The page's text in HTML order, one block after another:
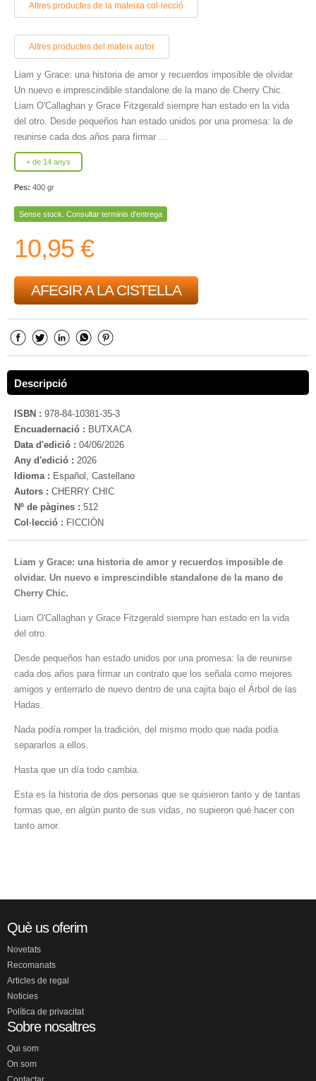
Altres productes de la mateixa col·lecció
Altres productes del mateix autor
Liam y Grace: una historia de amor y recuerdos imposible de olvidar.
Un nuevo e imprescindible standalone de la mano de Cherry Chic.
Liam O'Callaghan y Grace Fitzgerald siempre han estado en la vida
del otro. Desde pequeños han estado unidos por una promesa: la de
reunirse cada dos años para firmar ...
+ de 14 anys
Pes: 400 gr
Sense stock. Consultar terminis d'entrega
10,95 €
AFEGIR A LA CISTELLA
Descripció
ISBN : 978-84-10381-35-3
Encuadernació : BUTXACA
Data d'edició : 04/06/2026
Any d'edició : 2026
Idioma : Español, Castellano
Autors : CHERRY CHIC
Nº de pàgines : 512
Col·lecció : FICCIÓN
Liam y Grace: una historia de amor y recuerdos imposible de
olvidar. Un nuevo e imprescindible standalone de la mano de
Cherry Chic.
Liam O'Callaghan y Grace Fitzgerald siempre han estado en la vida
del otro.
Desde pequeños han estado unidos por una promesa: la de reunirse
cada dos años para firmar un contrato que los señala como mejores
amigos y enterrarlo de nuevo dentro de una cajita bajo el Árbol de las
Hadas.
Nada podía romper la tradición, del mismo modo que nada podía
separarlos a ellos.
Hasta que un día todo cambia.
Esta es la historia de dos personas que se quisieron tanto y de tantas
formas que, en algún punto de sus vidas, no supieron qué hacer con
tanto amor.
Què us oferim
Novetats
Recomanats
Articles de regal
Noticies
Política de privacitat
Sobre nosaltres
Qui som
On som